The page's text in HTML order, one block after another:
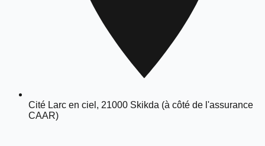
Cité Larc en ciel, 21000 Skikda (à côté de l'assurance
CAAR)